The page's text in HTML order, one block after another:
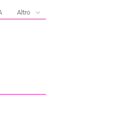
Altro